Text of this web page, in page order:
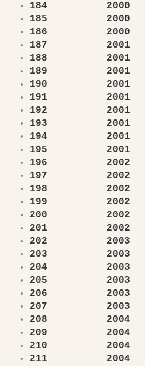
184 2000
185 2000
186 2000
187 2001
188 2001
189 2001
190 2001
191 2001
192 2001
193 2001
194 2001
195 2001
196 2002
197 2002
198 2002
199 2002
200 2002
201 2002
202 2003
203 2003
204 2003
205 2003
206 2003 M.
207 2003
208 2004
209 2004
210 2004
211 2004